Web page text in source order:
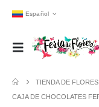
Español
TIENDA DE FLORES
CAJA DE CHOCOLATES